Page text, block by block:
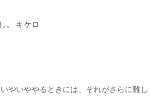
。 キケロ
やいややるときには、それがさらに難し